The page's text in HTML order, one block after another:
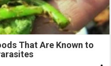
That Are Known to